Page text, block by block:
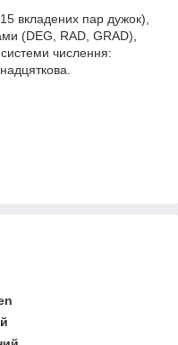
вкладених пар дужок),
(DEG, RAD, GRAD),
числення: